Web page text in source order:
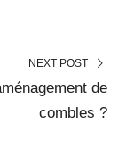
NEXT POST
de
combles ?